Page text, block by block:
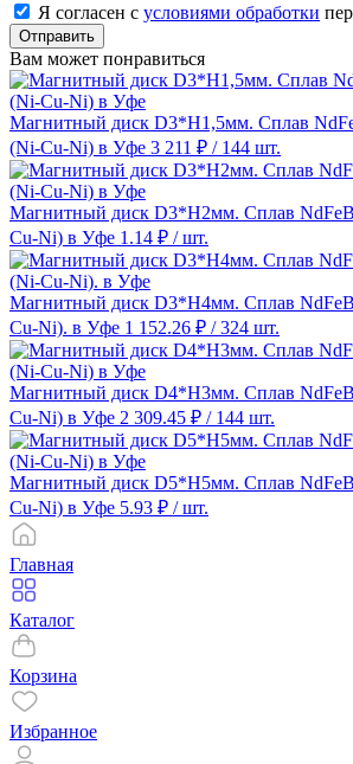
Я согласен с условиями обработки
Отправить
Вам может понравиться
Магнитный диск D3*H1,5мм. Сплав
(Ni-Cu-Ni) в Уфе 3 211 ₽ / 144 шт.
Магнитный диск D3*H2мм. Сплав
Cu-Ni) в Уфе 1.14 ₽ / шт.
Магнитный диск D3*H4мм. Сплав
Cu-Ni). в Уфе 1 152.26 ₽ / 324 шт.
Магнитный диск D4*H3мм. Сплав
Cu-Ni) в Уфе 2 309.45 ₽ / 144 шт.
Магнитный диск D5*H5мм. Сплав
Cu-Ni) в Уфе 5.93 ₽ / шт.
Главная
Каталог
Корзина
Избранное